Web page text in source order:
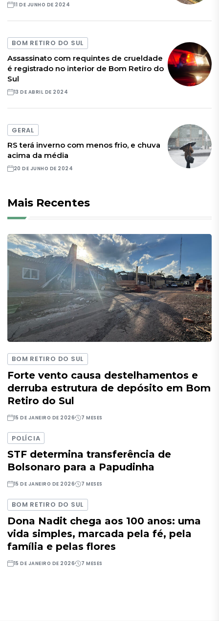
11 DE JUNHO DE 2024
BOM RETIRO DO SUL
Assassinato com requintes de crueldade
é registrado no interior de Bom Retiro do
Sul
13 DE ABRIL DE 2024
GERAL
RS terá inverno com menos frio, e chuva
acima da média
20 DE JUNHO DE 2024
Mais Recentes
BOM RETIRO DO SUL
Forte vento causa destelhamentos e
derruba estrutura de depósito em Bom
Retiro do Sul
15 DE JANEIRO DE 2026 7 MESES
POLÍCIA
STF determina transferência de
Bolsonaro para a Papudinha
15 DE JANEIRO DE 2026 7 MESES
BOM RETIRO DO SUL
Dona Nadit chega aos 100 anos: uma
vida simples, marcada pela fé, pela
família e pelas flores
15 DE JANEIRO DE 2026 7 MESES